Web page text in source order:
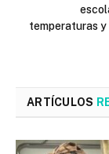
temperaturas y
ARTÍCULOS